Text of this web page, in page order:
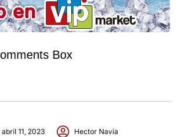
Box
abril 11, 2023 Hector Navia